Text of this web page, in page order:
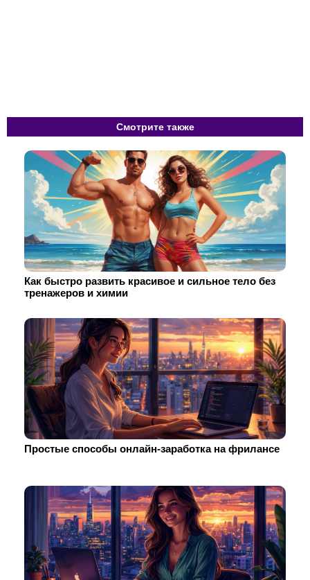
Смотрите также
Как быстро развить красивое и сильное тело без
тренажеров и химии
Простые способы онлайн-заработка на фрилансе